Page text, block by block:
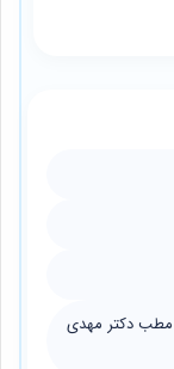
دکتر مهدی